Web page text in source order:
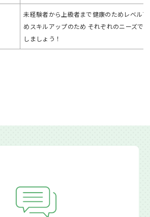
未経験者から上級者まで健康のためレベル
めスキルアップのため それぞれのニーズで
しましょう！